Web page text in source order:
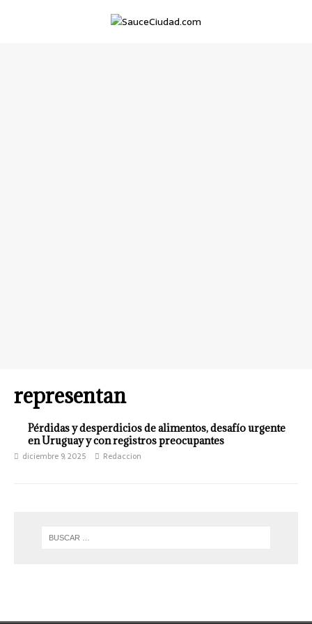
representan
Pérdidas y desperdicios de alimentos, desafío urgente
en Uruguay y con registros preocupantes
diciembre 9, 2025 Redaccion